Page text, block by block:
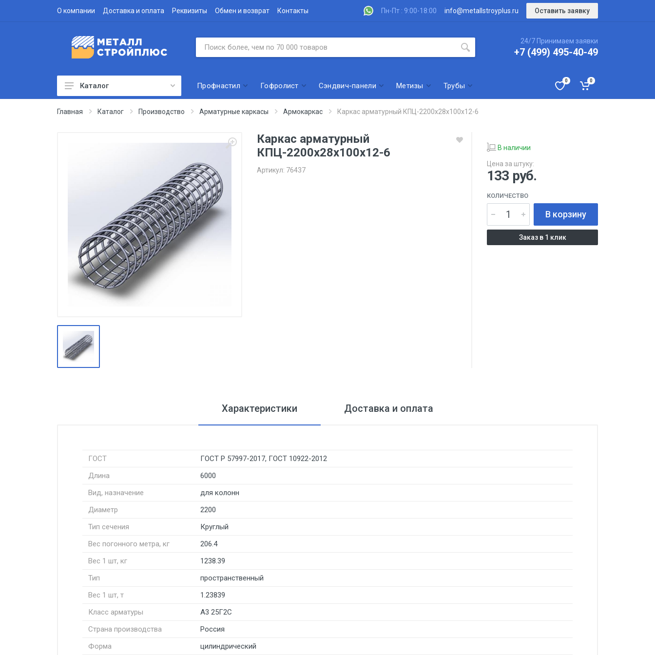
О компании Доставка и оплата Реквизиты Обмен и возврат Контакты Пн-Пт : 9:00-18:00 info@metallstroyplus.ru Оставить заявку
24/7 Принимаем заявки
+7 (499) 495-40-49
Профнастил
Производство
Штакетник
Черный металлопрокат
Нержавеющий металлопрокат
метизы
Оцинкованный металлопрокат
Запорная арматура
Каталог Профнастил Гофролист Сэндвич-панели Метизы Трубы
0 0
Главная Каталог Производство Арматурные каркасы Армокаркас Каркас арматурный КПЦ-2200х28х100х12-6
Каркас арматурный
КПЦ-2200х28х100х12-6
Артикул: 76437
В наличии
Цена за штуку:
133 руб.
КОЛИЧЕСТВО
В корзину
Заказ в 1 клик
Характеристики Доставка и оплата
ГОСТ
ГОСТ Р 57997-2017, ГОСТ 10922-2012
Длина
6000
Вид, назначение
для колонн
Диаметр
2200
Тип сечения
Круглый
Вес погонного метра, кг
206.4
Вес 1 шт, кг
1238.39
Тип
пространственный
Вес 1 шт, т
1.23839
Класс арматуры
А3 25Г2С
Страна производства
Россия
Форма
цилиндрический